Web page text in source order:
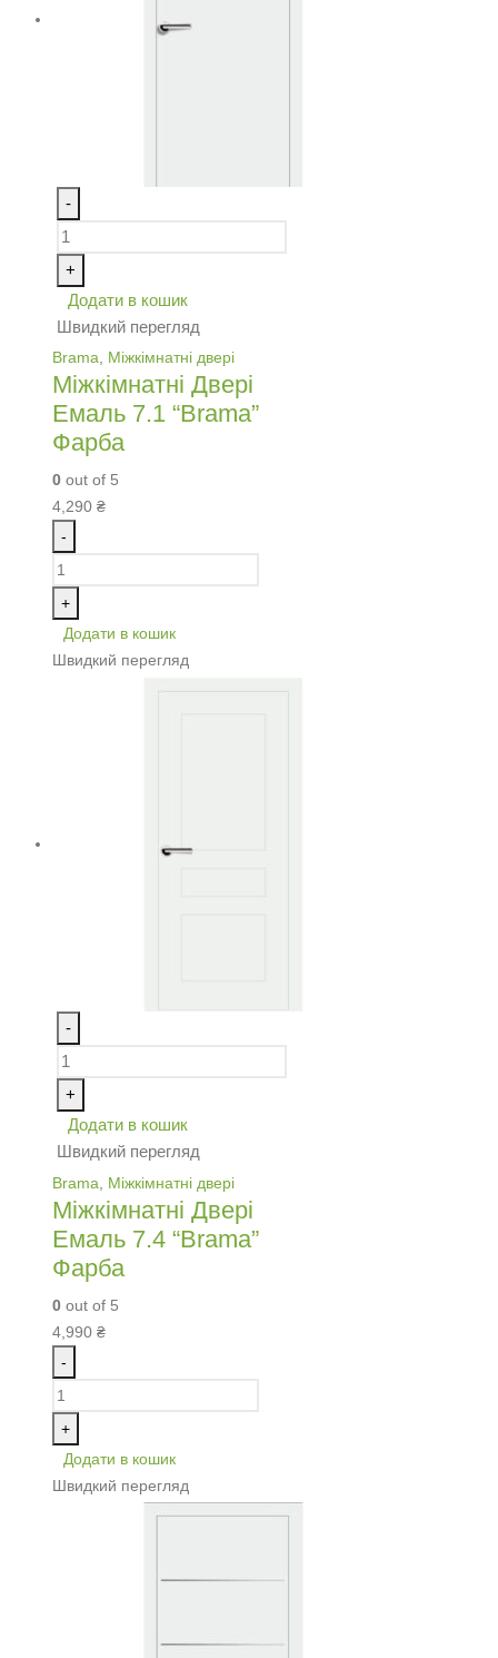
-
+
Додати в кошик
Швидкий перегляд
Brama, Міжкімнатні двері
Міжкімнатні Двері
Емаль 7.1 “Brama”
Фарба
0 out of 5
4,290 ₴
-
+
Додати в кошик
Швидкий перегляд
-
+
Додати в кошик
Швидкий перегляд
Brama Міжкімнатні двері
Міжкімнатні Двері
Емаль 7.4 “Brama”
Фарба
0 out of 5
4,990 ₴
-
+
Додати в кошик
Швидкий перегляд